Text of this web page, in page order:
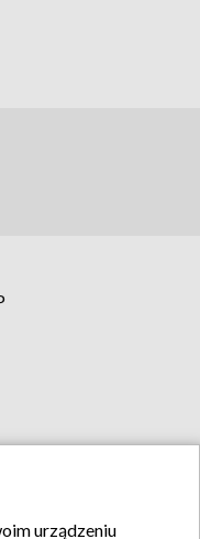
urządzeniu